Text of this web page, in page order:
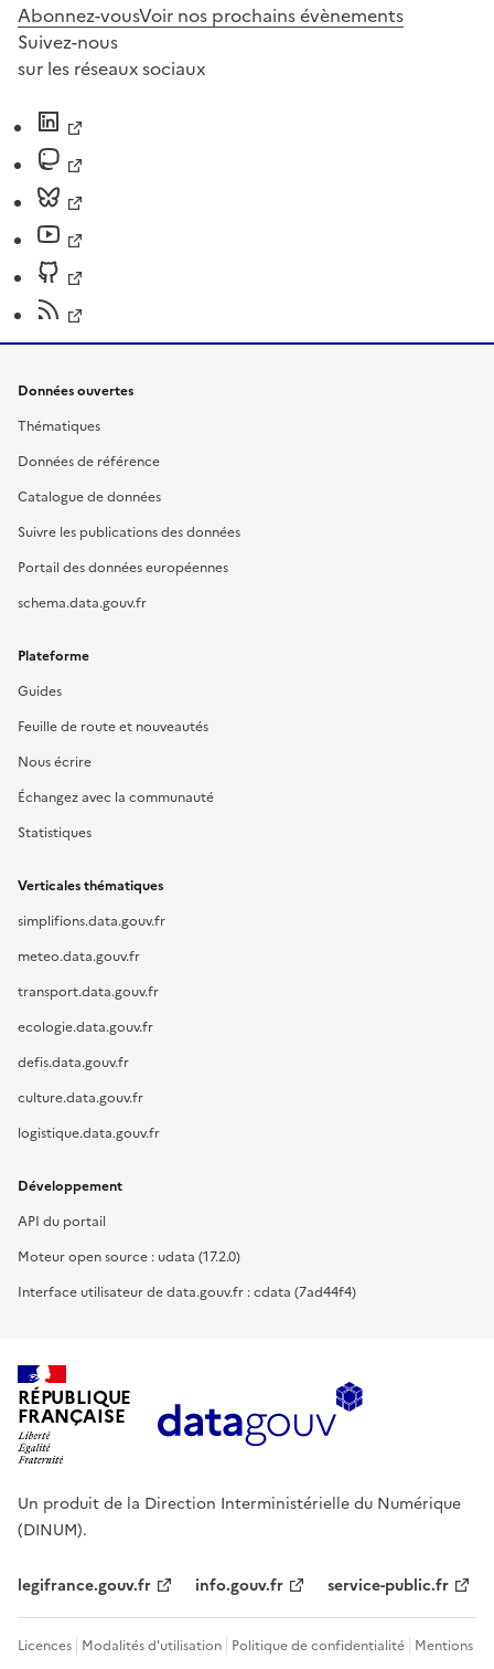
Abonnez-vousVoir nos prochains évènements
Suivez-nous
sur les réseaux sociaux
Données ouvertes
Thématiques
Données de référence
Catalogue de données
Suivre les publications des données
Portail des données européennes
schema.data.gouv.fr
Plateforme
Guides
Feuille de route et nouveautés
Nous écrire
Échangez avec la communauté
Statistiques
Verticales thématiques
simplifions.data.gouv.fr
meteo.data.gouv.fr
transport.data.gouv.fr
ecologie.data.gouv.fr
defis.data.gouv.fr
culture.data.gouv.fr
logistique.data.gouv.fr
Développement
API du portail
Moteur open source : udata (17.2.0)
Interface utilisateur de data.gouv.fr : cdata (7ad44f4)
RÉPUBLIQUE
FRANÇAISE
Un produit de la Direction Interministérielle du Numérique
(DINUM).
legifrance.gouv.fr info.gouv.fr service-public.fr
Licences Modalités d'utilisation Politique de confidentialité Mentions